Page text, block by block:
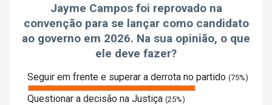
Jayme Campos foi reprovado na
convenção para se lançar como candidato
ao governo em 2026. Na sua opinião, o que
ele deve fazer?
Seguir em frente e superar a derrota no partido (75%)
Questionar a decisão na Justiça (25%)